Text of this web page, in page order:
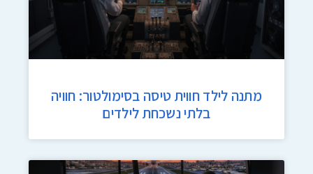
מתנה לילד חווית טיסה בסימולטור: חוויה
בלתי נשכחת לילדים